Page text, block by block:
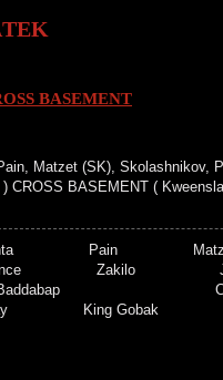
BASEMENT
Matzet (SK), Skolashnikov,
CROSS BASEMENT (
Magenta Pain
Zakilo
King Gobak